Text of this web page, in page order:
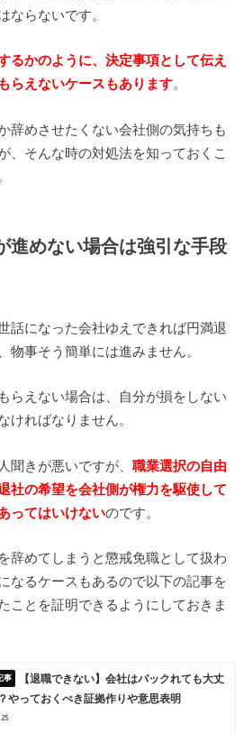
ならないです。
るかのように、決定事項として伝え
らえないケースもあります。
辞めさせたくない会社側の気持ちも
、そんな時の対処法を知っておくこ
進めない場合は強引な手段
話になった会社ゆえできれば円満退
物事そう簡単には進みません。
らえない場合は、自分が損をしない
ければなりません。
聞きが悪いですが、 職業選択の自由
社の希望を会社側が権力を駆使して
ってはいけないのです。
辞めてしまうと懲戒免職として扱わ
なるケースもあるので以下の記事を
ことを証明できるようにしておきま
【退職できない】会社はバックれても大丈
やっておくべき証拠作りや意思表明